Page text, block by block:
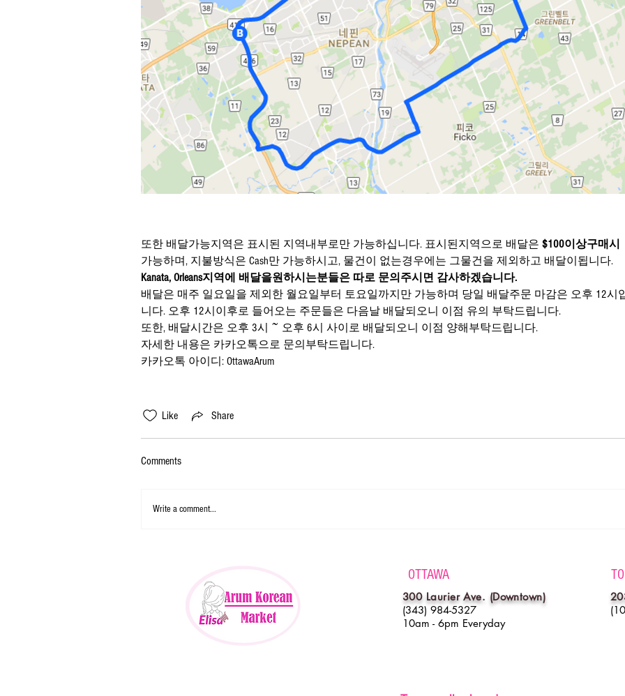
또한 배달가능지역은 표시된 지역내부로만 가능하십니다. 표시된지역으로 배달은 $100이상구매시
Kanata, Orleans지역에 배달을원하시는분들은 따로 문의주시면 감사하겠습니다.
배달은 매주 일요일을 제외한 월요일부터 토요일까지만 가능하며 당일 배달주문 마감은 오후 12시
니다. 오후 12시이후로 들어오는 주문들은 다음날 배달되오니 이점 유의 부탁드립니다.
또한, 배달시간은 오후 3시 ~ 오후 6시 사이로 배달되오니 이점 양해부탁드립니다.
자세한 내용은 카카오톡으로 문의부탁드립니다.
카카오톡 아이디: OttawaArum
Like Share
Comments
Write a comment...
OTTAWA
300 Laurier Ave. (Downtown)
(343) 984-5327
10am - 6pm Everyday